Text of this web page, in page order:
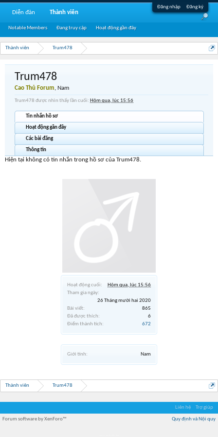
Đăng nhập Đăng ký
Thành viên Trum478
Hoạt động cuối:
Hôm qua, lúc 15:56
Tham gia ngày:
26 Tháng mười hai 2020
Bài viết:
865
Đã được thích:
6
Điểm thành tích:
672
Giới tính: Nam
Trum478
Cao Thủ Forum, Nam
Trum478 được nhìn thấy lần cuối: Hôm qua, lúc 15:56
Tin nhắn hồ sơ
Hoạt động gần đây
Các bài đăng
Thông tin
Hiện tại không có tin nhắn trong hồ sơ của Trum478.
Thành viên Trum478
Diễn đàn Thành viên
Notable Members Đang truy cập Hoạt động gần đây
Liên hệ Trợ giúp
Quy định và Nội quy
Forum software by XenForo™